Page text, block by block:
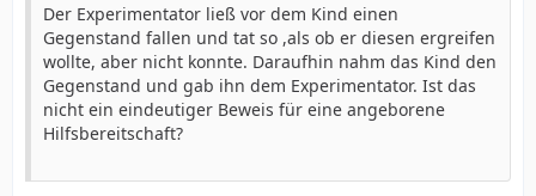
Der Experimentator ließ vor dem Kind einen
Gegenstand fallen und tat so ,als ob er diesen ergreifen
wollte, aber nicht konnte. Daraufhin nahm das Kind den
Gegenstand und gab ihn dem Experimentator. Ist das
nicht ein eindeutiger Beweis für eine angeborene
Hilfsbereitschaft?